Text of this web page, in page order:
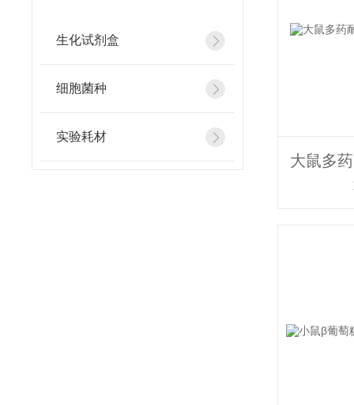
生化试剂盒
细胞菌种
实验耗材